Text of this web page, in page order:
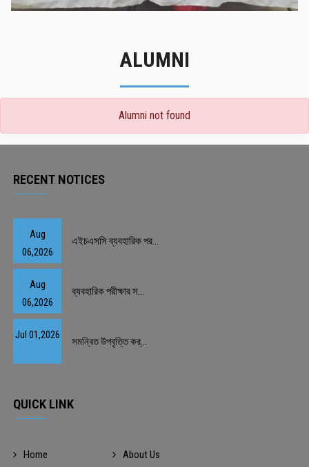
ALUMNI
Alumni not found
RECENT NOTICES
Aug
06,2026
এইচএসসি ব্যবহারিক পর...
Aug
06,2026
ব্যবহারিক পরীক্ষার স...
Jul 01,2026
সমন্বিত উপবৃত্তি কর্...
QUICK LINK
Home
About Us